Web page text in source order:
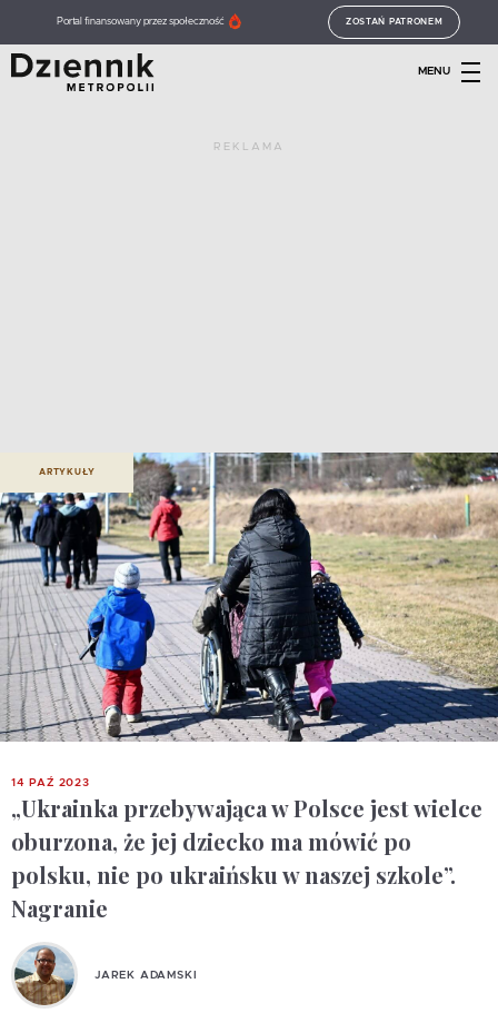
Portal finansowany przez społeczność ZOSTAŃ PATRONEM
MENU
REKLAMA
ARTYKUŁY
14 PAŹ 2023
„Ukrainka przebywająca w Polsce jest wielce
oburzona, że jej dziecko ma mówić po
polsku, nie po ukraińsku w naszej szkole”.
Nagranie
JAREK ADAMSKI